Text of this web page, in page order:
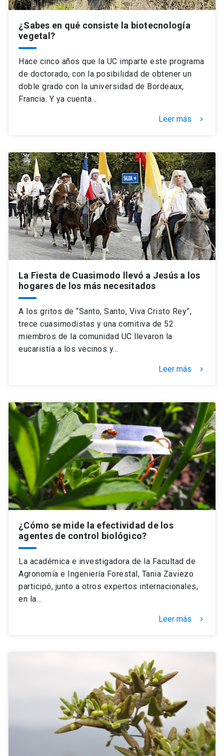
¿Sabes en qué consiste la biotecnología
vegetal?
Hace cinco años que la UC imparte este programa
de doctorado, con la posibilidad de obtener un
doble grado con la universidad de Bordeaux,
Francia. Y ya cuenta…
Leer más keyboard_arrow_right
La Fiesta de Cuasimodo llevó a Jesús a los
hogares de los más necesitados
A los gritos de “Santo, Santo, Viva Cristo Rey”,
trece cuasimodistas y una comitiva de 52
miembros de la comunidad UC llevaron la
eucaristía a los vecinos y…
Leer más keyboard_arrow_right
¿Cómo se mide la efectividad de los
agentes de control biológico?
La académica e investigadora de la Facultad de
Agronomía e Ingeniería Forestal, Tania Zaviezo
participó, junto a otros expertos internacionales,
en la…
Leer más keyboard_arrow_right